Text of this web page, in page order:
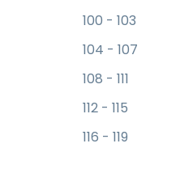
100 - 103
104 - 107
108 - 111
112 - 115
116 - 119